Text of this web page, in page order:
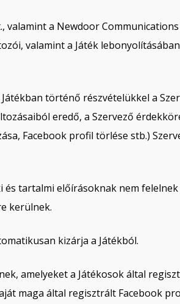
valamint a Newdoor
valamint a Játék
történő részvételükkel a
eredő, a Szervező
Facebook profil törlése stb.)
és tartalmi előírásoknak nem
kerülnek.
kizárja a Játékból.
amelyeket a Játékosok által
maga által regisztrált Facebook